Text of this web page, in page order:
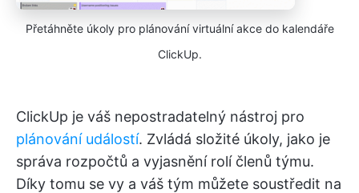
Přetáhněte úkoly pro plánování virtuální akce do kalendáře
ClickUp.
ClickUp je váš nepostradatelný nástroj pro
plánování událostí. Zvládá složité úkoly, jako je
správa rozpočtů a vyjasnění rolí členů týmu.
Díky tomu se vy a váš tým můžete soustředit na